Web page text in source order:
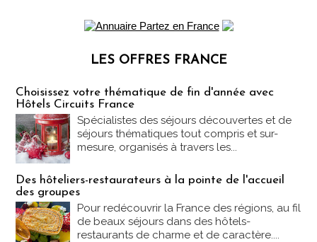
LES OFFRES FRANCE
Choisissez votre thématique de fin d'année avec
Hôtels Circuits France
Spécialistes des séjours découvertes et de
séjours thématiques tout compris et sur-
mesure, organisés à travers les...
Des hôteliers-restaurateurs à la pointe de l'accueil
des groupes
Pour redécouvrir la France des régions, au fil
de beaux séjours dans des hôtels-
restaurants de charme et de caractère....